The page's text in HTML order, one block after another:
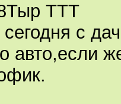
ТТТ
с
авто,если